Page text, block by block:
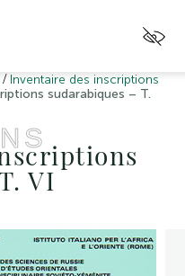
/ Inventaire des inscriptions
sudarabiques – T.
VI